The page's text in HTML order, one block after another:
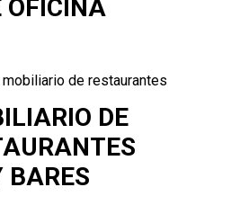
OFICINA
DE
BARES